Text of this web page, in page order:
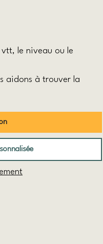
vtt, le niveau ou le
aidons à trouver la